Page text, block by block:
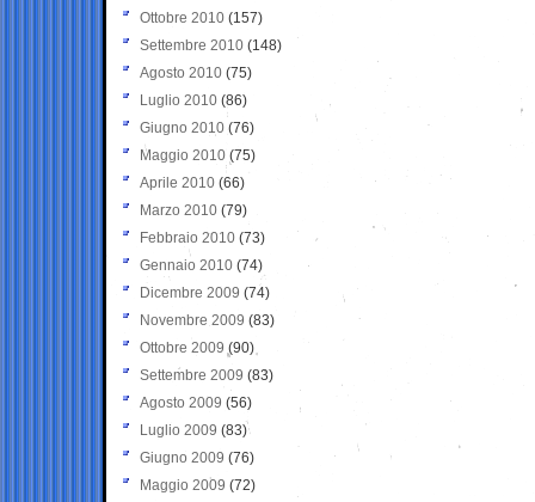
Ottobre 2010 (157)
Settembre 2010 (148)
Agosto 2010 (75)
Luglio 2010 (86)
Giugno 2010 (76)
Maggio 2010 (75)
Aprile 2010 (66)
Marzo 2010 (79)
Febbraio 2010 (73)
Gennaio 2010 (74)
Dicembre 2009 (74)
Novembre 2009 (83)
Ottobre 2009 (90)
Settembre 2009 (83)
Agosto 2009 (56)
Luglio 2009 (83)
Giugno 2009 (76)
Maggio 2009 (72)